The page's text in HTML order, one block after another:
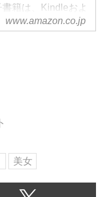
籍は、Kindleおよ
マートフォンやタ
www.amazon.co.jp
美女